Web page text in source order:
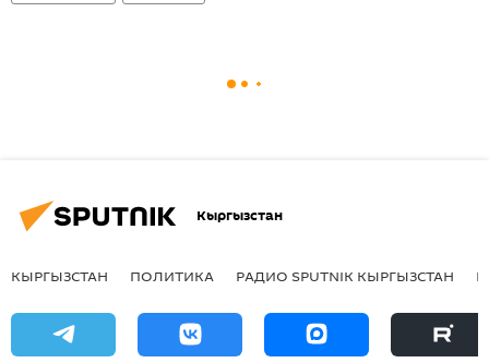
Кыргызстан
КЫРГЫЗСТАН ПОЛИТИКА РАДИО SPUTNIK КЫРГЫЗСТАН